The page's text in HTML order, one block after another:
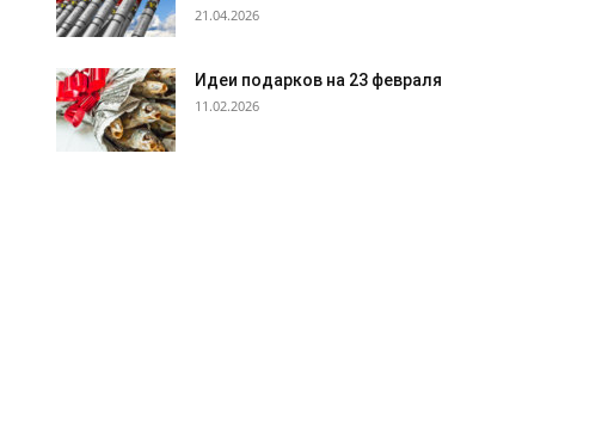
21.04.2026
Идеи подарков на 23 февраля
11.02.2026